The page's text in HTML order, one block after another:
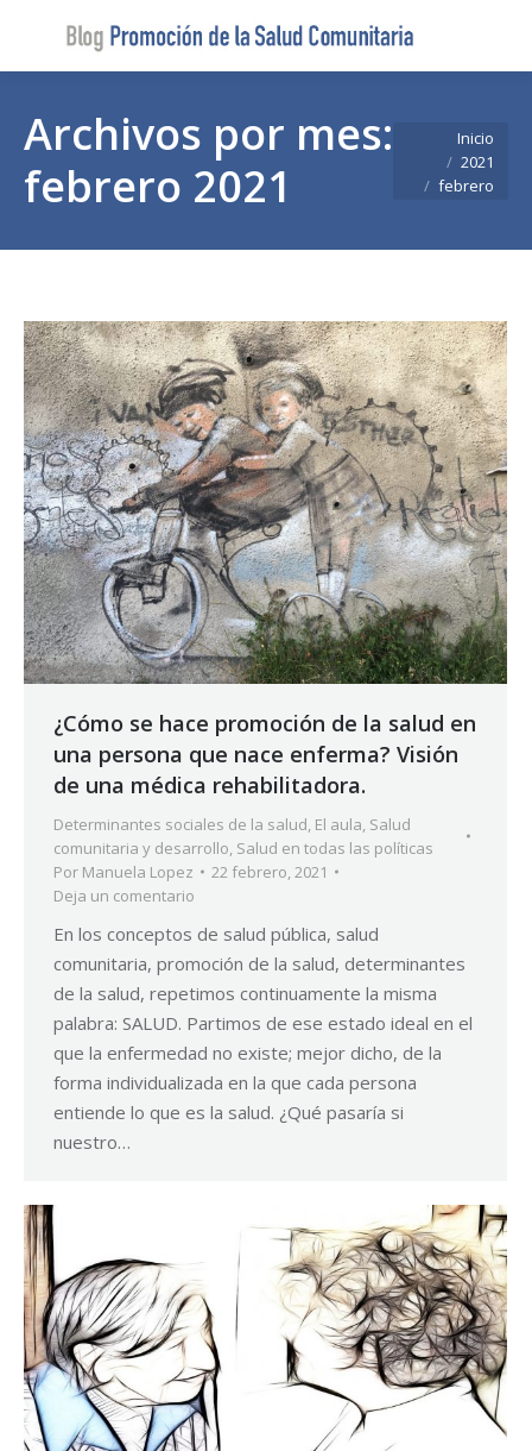
Archivos por mes:
febrero 2021
Estás aquí:
Inicio
2021
febrero
¿Cómo se hace promoción de la salud en
una persona que nace enferma? Visión
de una médica rehabilitadora.
Determinantes sociales de la salud, El aula, Salud
comunitaria y desarrollo, Salud en todas las políticas
Por Manuela Lopez
22 febrero, 2021
Deja un comentario
En los conceptos de salud pública, salud
comunitaria, promoción de la salud, determinantes
de la salud, repetimos continuamente la misma
palabra: SALUD. Partimos de ese estado ideal en el
que la enfermedad no existe; mejor dicho, de la
forma individualizada en la que cada persona
entiende lo que es la salud. ¿Qué pasaría si
nuestro…